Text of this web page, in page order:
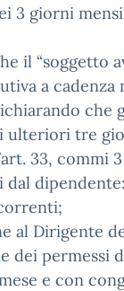
3 giorni
il “soggetto
a
tre
33, commi
dal dipendente:
al Dirigente
dei permessi
e con